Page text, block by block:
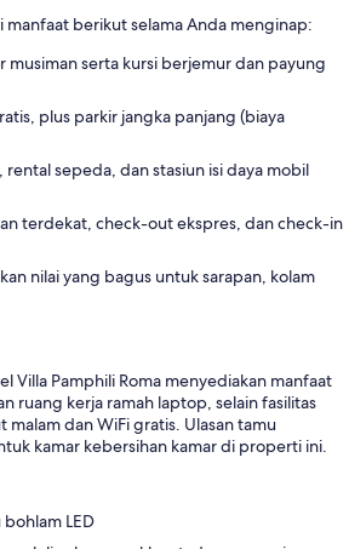
manfaat berikut selama Anda menginap:
musiman serta kursi berjemur dan payung
plus parkir jangka panjang (biaya
rental sepeda, dan stasiun isi daya mobil
terdekat, check-out ekspres, dan check-in
nilai yang bagus untuk sarapan, kolam
Villa Pamphili Roma menyediakan manfaat
ruang kerja ramah laptop, selain fasilitas
malam dan WiFi gratis. Ulasan tamu
kamar kebersihan kamar di properti ini.
LED